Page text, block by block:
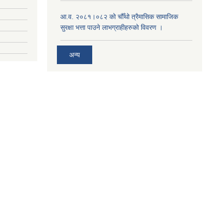
आ.व. २०८१।०८२ को चौँथो त्रैमासिक सामाजिक
सुरक्षा भत्ता पाउने लाभग्राहीहरुको विवरण ।
अन्य